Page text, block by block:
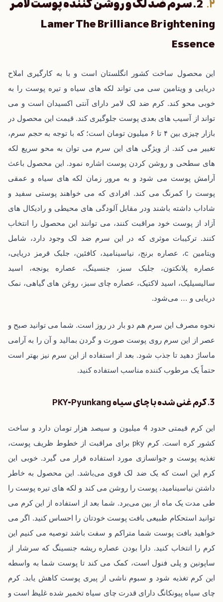
2. سرم ضد لک و روشن کننده پوست لامر
Lamer The Brilliance Brightening
Essence
این محصول ساخت کشور انگلستان است و با به کارگیری املاح
دریایی و ویتامین سی می‌ تواند لکه‌ های سیاه و تیره پوست را به
خوبی محو کند. کرم ضد لک لامر دارای آنتی اکسیدان است و می
‌تواند از آسیب ‌های بعدی پوست جلوگیری کند. قیمت این محصول در
بازار چیزی بین ۴ تا ۶ میلیون تومان است؛ که با توجه به حجم سرم،
تغییر می ‌کند. از ویژگی‌ های این سرم می‌ توان به محو سریع لکه
‌های سطحی و روشن کردن پوست اشاره نمود. این محصول باعث
آرامش پوست می ‌شود و به مرور زمان لکه ‌های سیاه و عمقی
پوست را کمرنگ می ‌کند. افرادی که می‌ خواهند پوستی سفید و
شاداب داشته باشند ودر مقابل آلودگی‌ های محیطی و رادیکال‌ های
آزاد از پوست خود مراقبت کنند، می ‌توانند این محصول را انتخاب
کنند. ترکیبات موثری که در این سرم ضد لک وجود دارد، شامل
ویتامین c، عصاره برنج، نیاسینامید، کافئین، جلبک قرمز دریایی،
عصاره پلانکتون، جلبک سبز، جنسینگ، عصاره یونجه، اسید
سالیسیلیک، اسید لاکتیک، عصاره چای سبز، روغن ‌های گیاهی، نمک
دریایی و … می‌شود.
نحوه مصرف این سرم هم دو بار در روز است. شما می ‌توانید صبح و
عصر از این سرم روی پوست صورت و گردن بمالید و آن را به آرامی
ماساژ دهید تا جذب شود. بعد از استفاده از این سرم نیز بهتر است
حتماً یک مرطوب کننده مناسب استفاده کنید.
3. کرم غنی شده با چای سیاه PKY-Pyunkang
این کرم قیمتی حدود 4 میلیون و سیصد هزار تومان دارد و ساخت
کشور کره است. کرم pky برای مراقبت از خطوط ظریف پوست،
تغذیه پوست و جوانسازی مورد استفاده قرار می‌ گیرد. خوبی این
کرم این است که یک ضد لک قوی می‌باشد. این محصول به خاطر
داشتن نیاسینامید، پوست را روشن می ‌کند و لکه ‌های تیره پوست را
طی مدت یک ماه از بین می‌برد. شما بعد از استفاده از این کرم می
‌توانید استحکام طبیعی بافت پوست خودتان را احساس کنید. اگر می‌
خواهید بافت پوست شما متراکم و سفت باشد توصیه می ‌کنیم این
کرم را انتخاب کنید. دارا بودن عصاره ریشه جنسینگ که سرشار از
ساپونین و پلی فنول است، کمک می ‌کند تا پوست شما به واسطه
این کرم تغذیه شود و سبوم ناشی از پیری پوست کاهش یابد. کرم
چای سیاه پیونکانگ دارای قدرت چای سیاه تخمیر شده غلیظ است و